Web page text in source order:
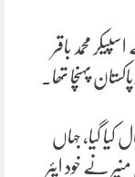
محمد باقر
پہنچا تھا۔
کیا گیا، جہاں
نے خود ایئر